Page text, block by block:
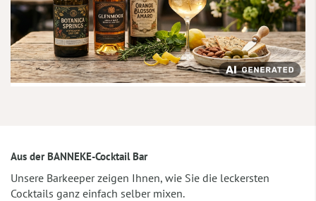
Aus der BANNEKE-Cocktail Bar
Unsere Barkeeper zeigen Ihnen, wie Sie die leckersten
Cocktails ganz einfach selber mixen.